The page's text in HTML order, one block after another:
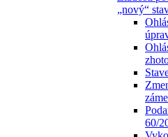
„nový“
60/